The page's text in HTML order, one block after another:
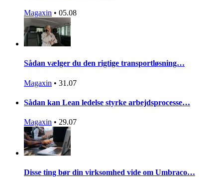
Magaxin • 05.08
Sådan vælger du den rigtige transportløsning…
Magaxin • 31.07
Sådan kan Lean ledelse styrke arbejdsprocesse…
Magaxin • 29.07
Disse ting bør din virksomhed vide om Umbraco…